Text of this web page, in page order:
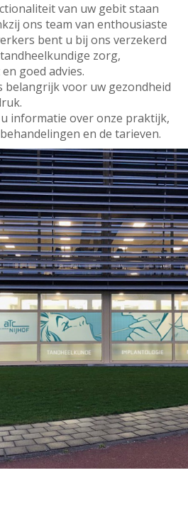
van uw gebit staan
ons team van enthousiaste
bent u bij ons verzekerd
zorg,
goed advies.
belangrijk voor uw gezondheid
informatie over onze praktijk,
en de tarieven.